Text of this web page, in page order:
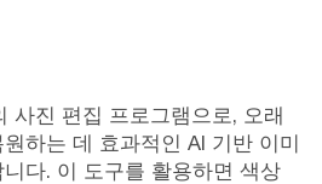
사진 편집 프로그램으로, 오래
하는 데 효과적인 AI 기반 이미
다. 이 도구를 활용하면 색상